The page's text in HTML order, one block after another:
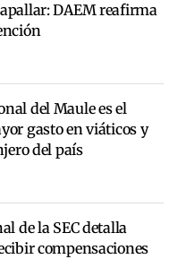
DAEM reafirma
del Maule es el
gasto en viáticos y
del país
de la SEC detalla
compensaciones